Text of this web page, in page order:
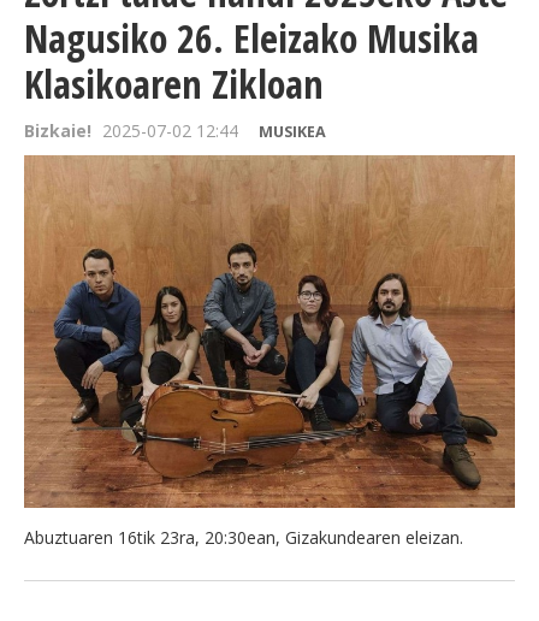
Nagusiko 26. Eleizako Musika
Klasikoaren Zikloan
Bizkaie! 2025-07-02 12:44 MUSIKEA
Abuztuaren 16tik 23ra, 20:30ean, Gizakundearen eleizan.